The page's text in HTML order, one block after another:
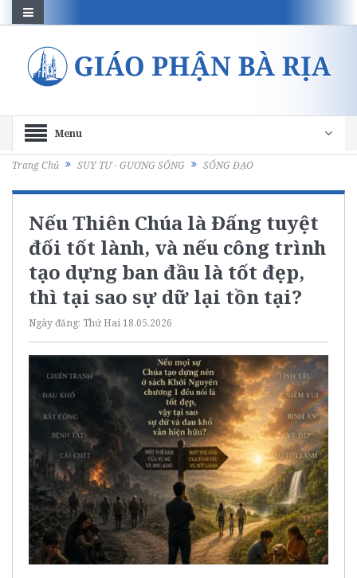
Menu
Trang Chủ SUY TƯ - GƯƠNG SỐNG SỐNG ĐẠO
Nếu Thiên Chúa là Đấng tuyệt
đối tốt lành, và nếu công trình
tạo dựng ban đầu là tốt đẹp,
thì tại sao sự dữ lại tồn tại?
Ngày đăng: Thứ Hai 18.05.2026